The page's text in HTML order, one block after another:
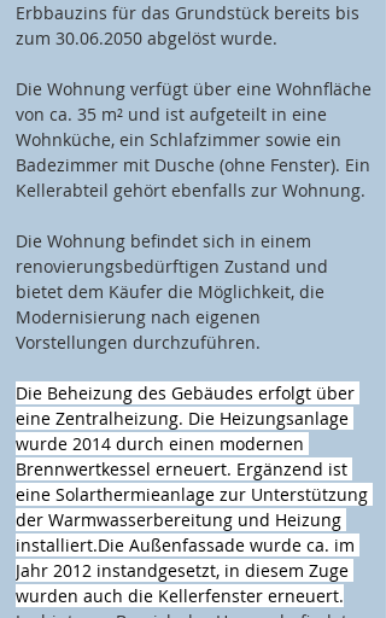
Erbbauzins für das Grundstück bereits bis
zum 30.06.2050 abgelöst wurde.
Die Wohnung verfügt über eine Wohnfläche
von ca. 35 m² und ist aufgeteilt in eine
Wohnküche, ein Schlafzimmer sowie ein
Badezimmer mit Dusche (ohne Fenster). Ein
Kellerabteil gehört ebenfalls zur Wohnung.
Die Wohnung befindet sich in einem
renovierungsbedürftigen Zustand und
bietet dem Käufer die Möglichkeit, die
Modernisierung nach eigenen
Vorstellungen durchzuführen.
Die Beheizung des Gebäudes erfolgt über
eine Zentralheizung. Die Heizungsanlage
wurde 2014 durch einen modernen
Brennwertkessel erneuert. Ergänzend ist
eine Solarthermieanlage zur Unterstützung
der Warmwasserbereitung und Heizung
installiert.Die Außenfassade wurde ca. im
Jahr 2012 instandgesetzt, in diesem Zuge
wurden auch die Kellerfenster erneuert.